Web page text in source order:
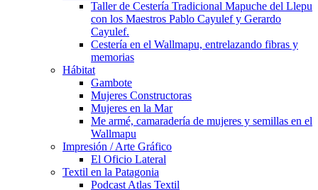
Taller de Cestería Tradicional Mapuche del Llepu
con los Maestros Pablo Cayulef y Gerardo
Cayulef.
Cestería en el Wallmapu, entrelazando fibras y
memorias
Hábitat
Gambote
Mujeres Constructoras
Mujeres en la Mar
Me armé, camaradería de mujeres y semillas en el
Wallmapu
Impresión / Arte Gráfico
El Oficio Lateral
Textil en la Patagonia
Podcast Atlas Textil